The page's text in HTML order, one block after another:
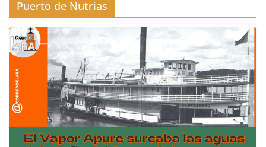
Puerto de Nutrias